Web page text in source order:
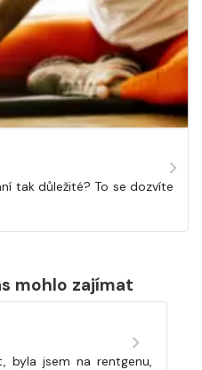
tak důležité? To se dozvíte
mohlo zajímat
byla jsem na rentgenu,